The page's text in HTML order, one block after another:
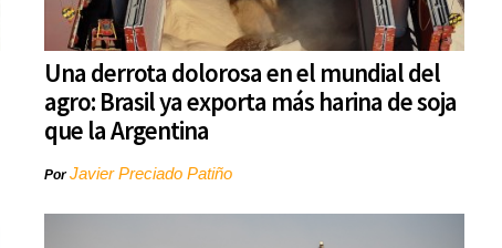
Una derrota dolorosa en el mundial del
agro: Brasil ya exporta más harina de soja
que la Argentina
PorJavier Preciado Patiño